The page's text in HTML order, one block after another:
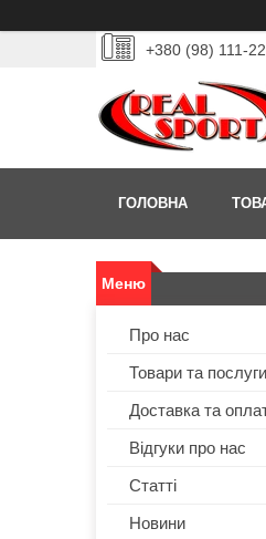
+380 (98) 111-
ГОЛОВНА
Про нас
Товари та послуги
Доставка та
Відгуки про нас
Статті
Новини